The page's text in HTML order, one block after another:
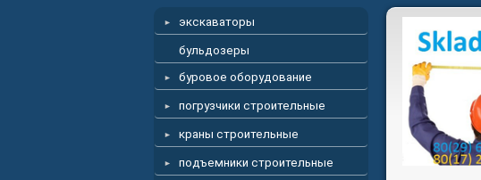
экскаваторы
бульдозеры
буровое оборудование
погрузчики строительные
краны строительные
подъемники строительные